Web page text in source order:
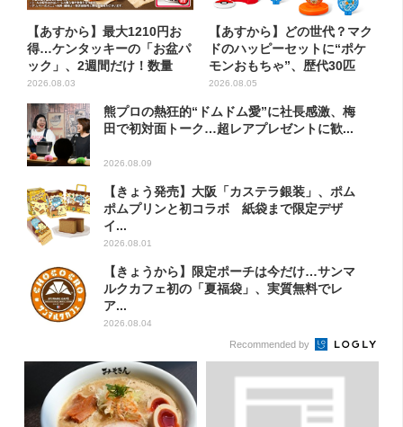
【あすから】最大1210円お
得…ケンタッキーの「お盆パ
ック」、2週間だけ！数量
限...
2026.08.03
【あすから】どの世代？マク
ドのハッピーセットに“ポケ
モンおもちゃ”、歴代30匹
に...
2026.08.05
熊プロの熱狂的“ドムドム愛”に社長感激、梅
田で初対面トーク…超レアプレゼントに歓...
2026.08.09
【きょう発売】大阪「カステラ銀装」、ポム
ポムプリンと初コラボ 紙袋まで限定デザ
イ...
2026.08.01
【きょうから】限定ポーチは今だけ…サンマ
ルクカフェ初の「夏福袋」、実質無料でレ
ア...
2026.08.04
Recommended by